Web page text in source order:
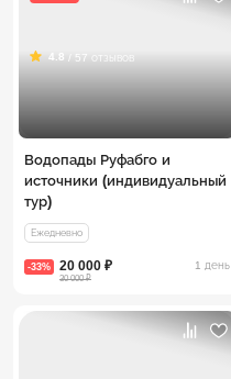
4.8 / 57 отзывов
Водопады Руфабго и
источники (индивидуальный
тур)
Ежедневно
-33% 20 000 ₽
30 000 ₽
1 день